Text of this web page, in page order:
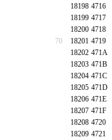
18198 4716
18199 4717
18200 4718
70
18201 4719
18202 471A
18203 471B
18204 471C
18205 471D
18206 471E
18207 471F
18208 4720
18209 4721